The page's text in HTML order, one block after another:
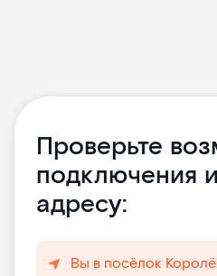
Проверьте
подключения
адресу:
Вы в посёлок